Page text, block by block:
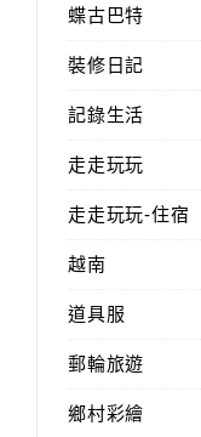
蝶古巴特
裝修日記
記錄生活
走走玩玩
走走玩玩-住宿
越南
道具服
郵輪旅遊
鄉村彩繪